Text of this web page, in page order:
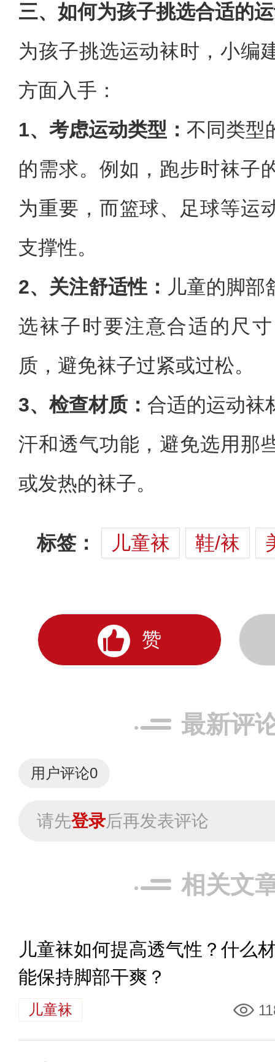
三、如何为孩子挑选合适的
为孩子挑选运动袜时，小编
方面入手：
1、考虑运动类型： 不同类型
的需求。例如，跑步时袜子
为重要，而篮球、足球等运
支撑性。
2、关注舒适性： 儿童的脚部
选袜子时要注意合适的尺
质，避免袜子过紧或过松。
3、检查材质： 合适的运动袜
汗和透气功能，避免选用那
或发热的袜子。
标签： 儿童袜 鞋/袜
赞
最新评
用户评论0
请先登录后再发表评论
相关文
儿童袜如何提高透气性？什么
能保持脚部干爽？
儿童袜